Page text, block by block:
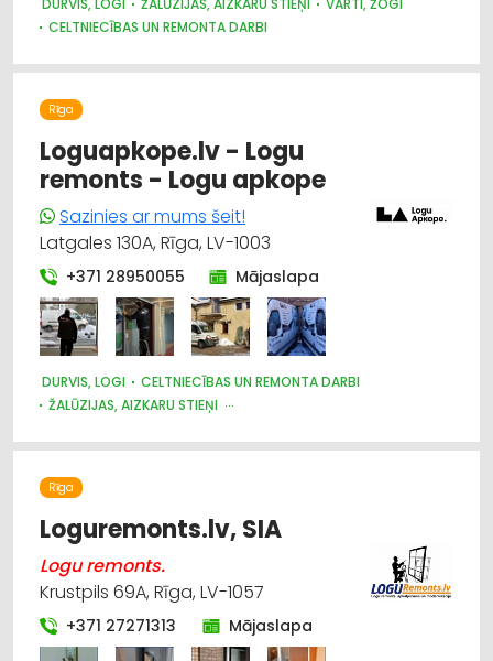
CELTNIECĪBAS UN REMONTA DARBI
Rīga
Loguapkope.lv - Logu
remonts - Logu apkope
Sazinies ar mums šeit!
Latgales 130A, Rīga, LV-1003
+371 28950055 Mājaslapa
DURVIS, LOGI
CELTNIECĪBAS UN REMONTA DARBI
ŽALŪZIJAS, AIZKARU STIEŅI
APDARES DARBI
MĒBEĻU FURNITŪRA
BŪVMATERIĀLU, BŪVKONSTRUKCIJU TIRDZNIECĪBA
BŪVMATERIĀLU, BŪVKONSTRUKCIJU VAIRUMTIRDZNIECĪBA
APDARES MATERIĀLI: TIRDZNIECĪBA
Rīga
Loguremonts.lv, SIA
Logu remonts.
Krustpils 69A, Rīga, LV-1057
+371 27271313 Mājaslapa